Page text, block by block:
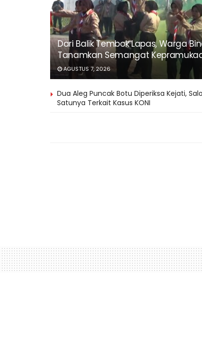
Dari Balik Tembok Lapas, Warga
Tanamkan Semangat
AGUSTUS 7, 2026
Dua Aleg Puncak Botu Diperiksa Kejati,
Satunya Terkait Kasus KONI